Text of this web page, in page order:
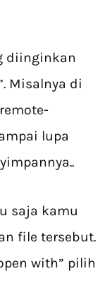
diinginkan
Misalnya di
lupa
saja kamu
file tersebut.
with” pilih